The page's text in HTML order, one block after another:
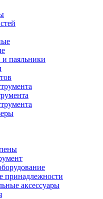
и паяльники
принадлежности
аксессуары